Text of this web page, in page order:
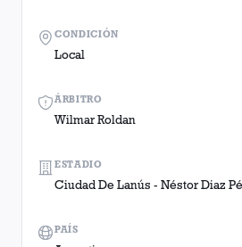
ÁRBITRO
Wilmar Roldan
CONDICIÓN
Local
ESTADIO
Ciudad De Lanús - Néstor Diaz
PAÍS